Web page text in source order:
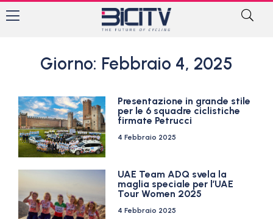
Giorno: Febbraio 4, 2025
Presentazione in grande stile
per le 6 squadre ciclistiche
firmate Petrucci
4 Febbraio 2025
UAE Team ADQ svela la
maglia speciale per l’UAE
Tour Women 2025
4 Febbraio 2025